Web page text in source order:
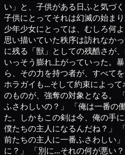
い」と、子供がある日ふと気づ
子供にとってそれは幻滅の始ま
少年少女にとっては、むしろ何
思い描いていた秩序は訪れなか
に残る「獣」としての残酷さが
いっそう膨れ上がっていった。
ら、その力を持つ者が、すべて
ホラガイも…そして約束によっ
のものが、強奪の対象となる。
ふさわしいの？」 「俺は一番の
た。しかもこの剣は今、俺の手
僕たちの主人になるんだね？」
前たちの主人に一番ふさわしい
に？」 「別に…それの何が悪い